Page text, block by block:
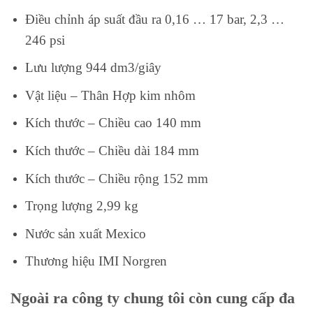
Điều chỉnh áp suất đầu ra 0,16 … 17 bar, 2,3 …
246 psi
Lưu lượng 944 dm3/giây
Vật liệu – Thân Hợp kim nhôm
Kích thước – Chiều cao 140 mm
Kích thước – Chiều dài 184 mm
Kích thước – Chiều rộng 152 mm
Trọng lượng 2,99 kg
Nước sản xuất Mexico
Thương hiệu IMI Norgren
Ngoài ra công ty chung tôi còn cung cấp đa